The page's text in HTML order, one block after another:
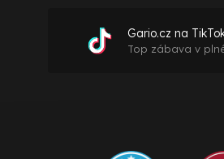
Gario.cz na
Top zábava v